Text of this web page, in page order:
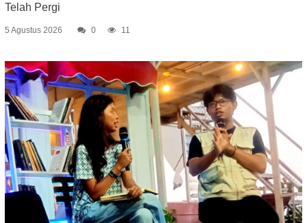
Telah Pergi
5 Agustus 2026 0 11